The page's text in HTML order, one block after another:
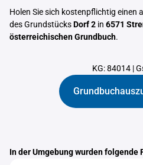
Holen Sie sich kostenpflichtig einen
des GrundstücksDorf 2 in 6571
österreichischen Grundbuch.
KG: 84014|
In der Umgebung wurden folgende